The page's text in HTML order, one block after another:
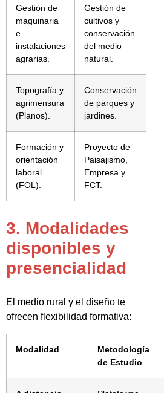
Gestión de
maquinaria
e
instalaciones
agrarias.
Gestión de
cultivos y
conservación
del medio
natural.
Topografía y
agrimensura
(Planos).
Conservación
de parques y
jardines.
Formación y
orientación
laboral
(FOL).
Proyecto de
Paisajismo,
Empresa y
FCT.
3. Modalidades
disponibles y
presencialidad
El medio rural y el diseño te
ofrecen flexibilidad formativa:
Modalidad
Metodología
de Estudio